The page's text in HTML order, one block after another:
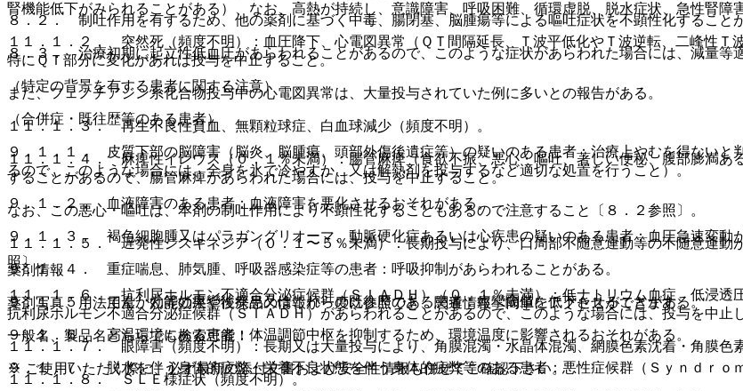
８．２． 制吐作用を有するため、他の薬剤に基づく中毒、腸閉塞、脳腫瘍等による嘔吐症状を不顕性化すること
８．３． 治療初期に起立性低血圧があらわれることがあるので、このような症状があらわれた場合には、減量等
（特定の背景を有する患者に関する注意）
（合併症・既往歴等のある患者）
９．１．１． 皮質下部の脳障害（脳炎、脳腫瘍、頭部外傷後遺症等）の疑いのある患者：治療上やむを得ない
るので、このような場合には、全身を氷で冷やすか、又は解熱剤を投与するなど適切な処置を行うこと）。
９．１．２． 血液障害のある患者：血液障害を悪化させるおそれがある。
９．１．３． 褐色細胞腫又はパラガングリオーマ、動脈硬化症あるいは心疾患の疑いのある患者：血圧急速変動
９．１．４． 重症喘息、肺気腫、呼吸器感染症等の患者：呼吸抑制があらわれることがある。
９．１．５． てんかん等の痙攣性疾患又はこれらの既往歴のある患者：痙攣閾値を低下させることがある。
９．１．６． 高温環境にある患者：体温調節中枢を抑制するため、環境温度に影響されるおそれがある。
９．１．７． 脱水を伴う身体的疲弊・栄養不良状態を伴う身体的疲弊等のある患者：悪性症候群（Ｓｙｎｄｒ
腎機能低下がみられることがある）、なお、高熱が持続し、意識障害、呼吸困難、循環虚脱、脱水症状、急性腎障
１１．１．２． 突然死（頻度不明）：血圧降下、心電図異常（ＱＴ間隔延長、Ｔ波平低化やＴ波逆転、二峰性Ｔ
特にＱＴ部分に変化があれば投与を中止すること。
また、フェノチアジン系化合物投与中の心電図異常は、大量投与されていた例に多いとの報告がある。
１１．１．３． 再生不良性貧血、無顆粒球症、白血球減少（頻度不明）。
１１．１．４． 麻痺性イレウス（０．１％未満）：腸管麻痺（食欲不振、悪心・嘔吐、著しい便秘、腹部膨満
することがあるので、腸管麻痺があらわれた場合には、投与を中止すること。
なお、この悪心・嘔吐は、本剤の制吐作用により不顕性化することもあるので注意すること〔８．２参照〕。
１１．１．５． 遅発性ジスキネジア（０．１〜５％未満）：長期投与により、口周部不随意運動等の不随意運
照〕。
１１．１．６． 抗利尿ホルモン不適合分泌症候群（ＳＩＡＤＨ）（０．１％未満）：低ナトリウム血症、低浸透
抗利尿ホルモン不適合分泌症候群（ＳＩＡＤＨ）があらわれることがあるので、このような場合には、投与を中止
１１．１．７． 眼障害（頻度不明）：長期又は大量投与により、角膜混濁・水晶体混濁、網膜色素沈着・角膜色
１１．１．８． ＳＬＥ様症状（頻度不明）。
薬剤情報
薬剤写真、用法用量、効能効果や後発品の情報が一度に参照でき、関連情報へ簡単にアクセスができます。
一般名、製品名どちらでも検索可能！
※ ご使用いただく際に、必ず最新の添付文書および安全性情報も併せてご確認下さい。